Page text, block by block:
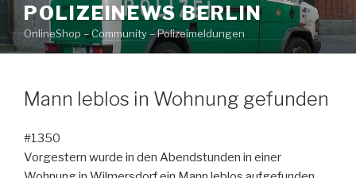
POLIZEINEWS BERLIN
OnlineShop – Community – Polizeimeldungen
Mann leblos in Wohnung gefunden
#1350
Vorgestern wurde in den Abendstunden in einer